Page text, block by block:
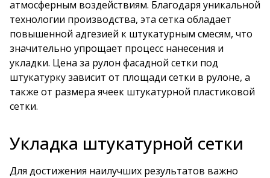
атмосферным воздействиям. Благодаря уникальной
технологии производства, эта сетка обладает
повышенной адгезией к штукатурным смесям, что
значительно упрощает процесс нанесения и
укладки. Цена за рулон фасадной сетки под
штукатурку зависит от площади сетки в рулоне, а
также от размера ячеек штукатурной пластиковой
сетки.
Укладка штукатурной сетки
Для достижения наилучших результатов важно